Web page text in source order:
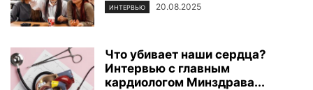
ИНТЕРВЬЮ 20.08.2025
Что убивает наши сердца?
Интервью с главным
кардиологом Минздрава...